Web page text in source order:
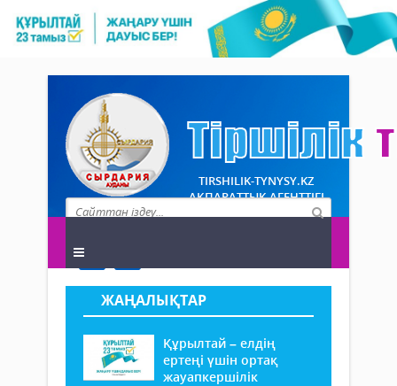
TIRSHILIK-TYNYSY.KZ
АҚПАРАТТЫҚ АГЕНТТІГІ
ЖАҢАЛЫҚТАР
Құрылтай – елдің
ертеңі үшін ортақ
жауапкершілік